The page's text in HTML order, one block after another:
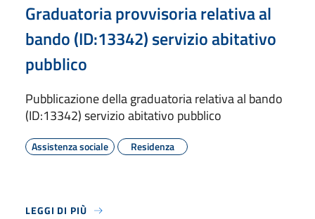
Graduatoria provvisoria relativa al
bando (ID:13342) servizio abitativo
pubblico
Pubblicazione della graduatoria relativa al bando
(ID:13342) servizio abitativo pubblico
Assistenza sociale Residenza
LEGGI DI PIÙ